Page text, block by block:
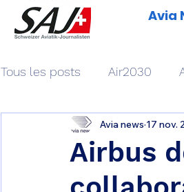
Avia
Tous les posts Air2030
Aviation & Défense
Patrimoine aéronautique
Airbus
Avia news 17 nov.